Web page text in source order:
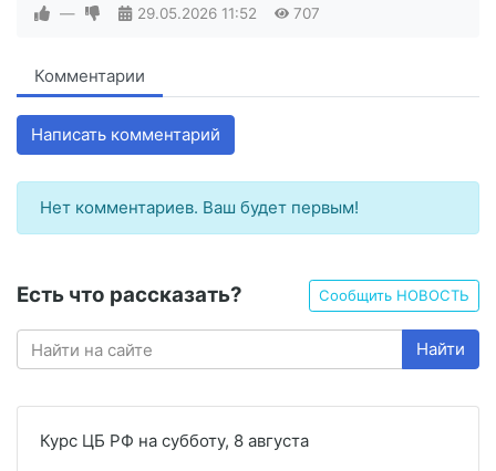
— 29.05.2026 11:52 707
Комментарии
Написать комментарий
Нет комментариев. Ваш будет первым!
Есть что рассказать? Сообщить НОВОСТЬ
Найти
Курс ЦБ РФ на субботу, 8 августа